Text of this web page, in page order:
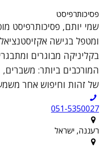
פסיכותרפיסט
שמי יותם, פסיכותרפיסט
ומטפל בגישה
בקליניקה מבוגרים
המורכבים ביותר:
של זהות וחיפוש אחר
051-5350027
רעננה, ישראל